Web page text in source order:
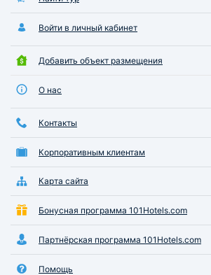
Войти в личный кабинет
Добавить объект размещения
О нас
Контакты
Корпоративным клиентам
Карта сайта
Бонусная программа 101Hotels.com
Партнёрская программа 101Hotels.com
Помощь